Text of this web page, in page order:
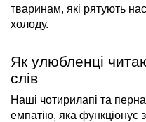
тваринам, які рятують
холоду.
Як улюбленці
слів
Наші чотирилапі та
емпатію, яка функціонує